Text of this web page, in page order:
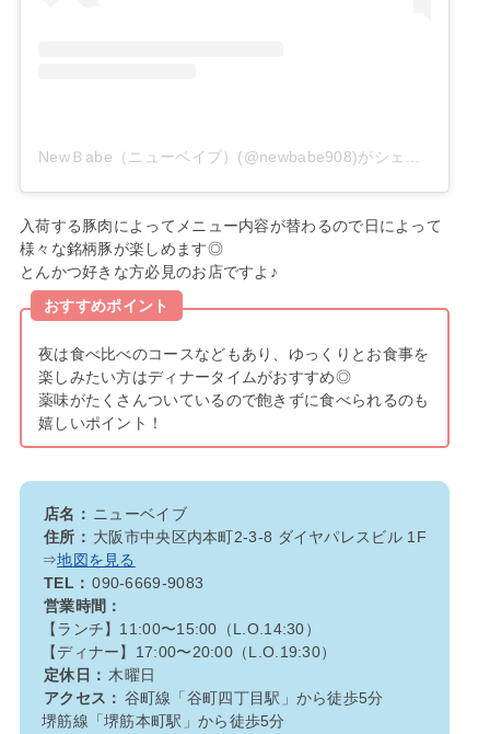
入荷する豚肉によってメニュー内容が替わるので日によって
様々な銘柄豚が楽しめます◎
とんかつ好きな方必見のお店ですよ♪
おすすめポイント
夜は食べ比べのコースなどもあり、ゆっくりとお食事を
楽しみたい方はディナータイムがおすすめ◎
薬味がたくさんついているので飽きずに食べられるのも
嬉しいポイント！
店名： ニューベイブ
住所： 大阪市中央区内本町2-3-8 ダイヤパレスビル 1F
⇒地図を見る
TEL： 090-6669-9083
営業時間：
【ランチ】11:00〜15:00（L.O.14:30）
【ディナー】17:00〜20:00（L.O.19:30）
定休日： 木曜日
アクセス： 谷町線「谷町四丁目駅」から徒歩5分
堺筋線「堺筋本町駅」から徒歩5分